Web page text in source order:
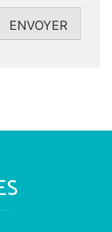
ENVOYER